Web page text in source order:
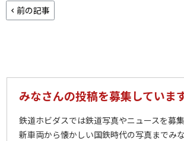
前の記事
みなさんの投稿を募集していま
鉄道ホビダスでは鉄道写真やニュースを募
新車両から懐かしい国鉄時代の写真までみ